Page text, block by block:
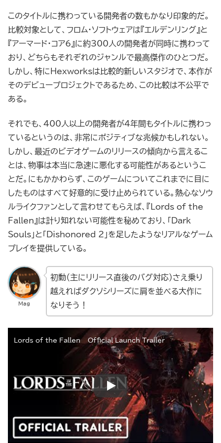
このタイトルに携わっている開発者の数もかなり印象的だ。
比較対象として、フロム・ソフトウェアは『エルデンリング』と
『アーマード・コア6』に約300人の開発者が同時に携わって
おり、どちらもそれぞれのジャンルで最高傑作のひとつだ。
しかし、特にHexworksは比較的新しいスタジオで、本作が
そのデビュープロジェクトであるため、この比較は不公平で
ある。
それでも、400人以上の開発者が4年間もタイトルに携わっ
ているというのは、非常にポジティブな兆候かもしれない。
しかし、最近のビデオゲームのリリースの傾向から言えるこ
とは、物事は本当に急速に悪化する可能性があるというこ
とだ。にもかかわらず、このゲームについてこれまでに目に
したものはすべて好意的に受け止められている。熱心なソウ
ルライクファンとして言わせてもらえば、『Lords of the
Fallen』は計り知れない可能性を秘めており、「Dark
Souls」と「Dishonored 2」を足したようなリアルなゲーム
プレイを提供している。
Mag
初動（主にリリース直後のバグ対応）さえ乗り
越えればダクソシリーズに肩を並べる大作に
なりそう！
Lords of the Fallen – Official Launch Trailer